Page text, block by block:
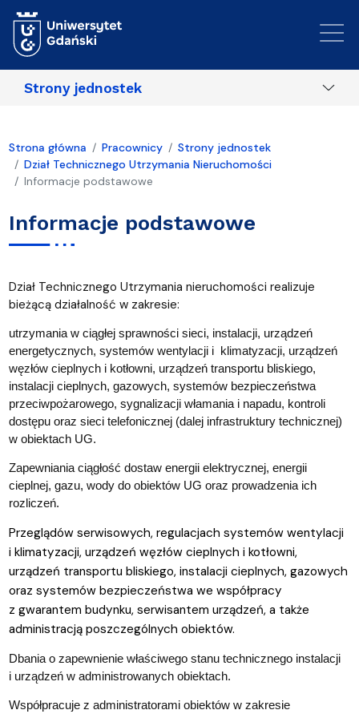
Strony jednostek
Strona główna Pracownicy
Strony jednostek
Dział Technicznego Utrzymania Nieruchomości
Informacje podstawowe
Informacje podstawowe
Dział Technicznego Utrzymania nieruchomości realizuje
bieżącą działalność w zakresie:
utrzymania w ciągłej sprawności sieci, instalacji, urządzeń
energetycznych, systemów wentylacji i klimatyzacji, urządzeń
węzłów cieplnych i kotłowni, urządzeń transportu bliskiego,
instalacji cieplnych, gazowych, systemów bezpieczeństwa
przeciwpożarowego, sygnalizacji włamania i napadu, kontroli
dostępu oraz sieci telefonicznej (dalej infrastruktury technicznej)
w obiektach UG.
Zapewniania ciągłość dostaw energii elektrycznej, energii
cieplnej, gazu, wody do obiektów UG oraz prowadzenia ich
rozliczeń.
Przeglądów serwisowych, regulacjach systemów wentylacji
i klimatyzacji, urządzeń węzłów cieplnych i kotłowni,
urządzeń transportu bliskiego, instalacji cieplnych, gazowych
oraz systemów bezpieczeństwa we współpracy
z gwarantem budynku, serwisantem urządzeń, a także
administracją poszczególnych obiektów.
Dbania o zapewnienie właściwego stanu technicznego instalacji
i urządzeń w administrowanych obiektach.
Współpracuje z administratorami obiektów w zakresie